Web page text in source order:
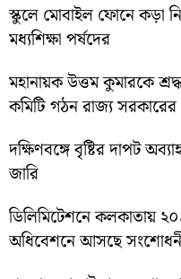
স্কুলে মোবাইল ফোনে কড়া
মধ্যশিক্ষা পর্ষদের
মহানায়ক উত্তম কুমারকে
কমিটি গঠন রাজ্য সরকারের
দক্ষিণবঙ্গে বৃষ্টির দাপট
জারি
ডিলিমিটেশনে কলকাতায়
অধিবেশনে আসছে